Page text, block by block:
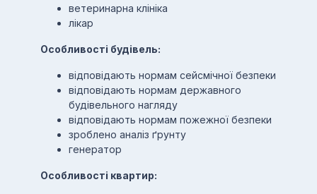
ветеринарна клініка
лікар
Особливості будівель:
відповідають нормам сейсмічної безпеки
відповідають нормам державного
будівельного нагляду
відповідають нормам пожежної безпеки
зроблено аналіз ґрунту
генератор
Особливості квартир: